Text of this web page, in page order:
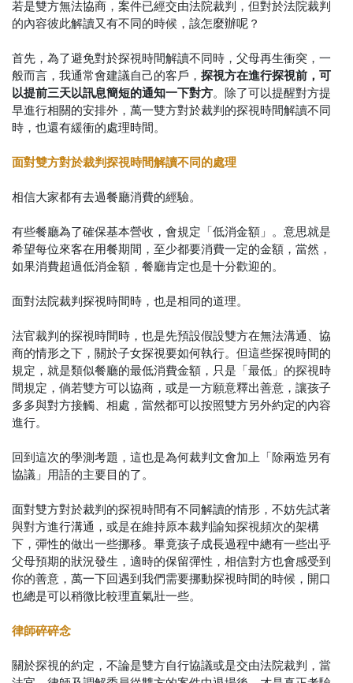
若是雙方無法協商，案件已經交由法院裁判，但對於法院裁判
的內容彼此解讀又有不同的時候，該怎麼辦呢？
首先，為了避免對於探視時間解讀不同時，父母再生衝突，一
般而言，我通常會建議自己的客戶， 探視方在進行探視前，可
以提前三天以訊息簡短的通知一下對方。除了可以提醒對方提
早進行相關的安排外，萬一雙方對於裁判的探視時間解讀不同
時，也還有緩衝的處理時間。
面對雙方對於裁判探視時間解讀不同的處理
相信大家都有去過餐廳消費的經驗。
有些餐廳為了確保基本營收，會規定「低消金額」。意思就是
希望每位來客在用餐期間，至少都要消費一定的金額，當然，
如果消費超過低消金額，餐廳肯定也是十分歡迎的。
面對法院裁判探視時間時，也是相同的道理。
法官裁判的探視時間時，也是先預設假設雙方在無法溝通、協
商的情形之下，關於子女探視要如何執行。但這些探視時間的
規定，就是類似餐廳的最低消費金額，只是「最低」的探視時
間規定，倘若雙方可以協商，或是一方願意釋出善意，讓孩子
多多與對方接觸、相處，當然都可以按照雙方另外約定的內容
進行。
回到這次的學測考題，這也是為何裁判文會加上「除兩造另有
協議」用語的主要目的了。
面對雙方對於裁判的探視時間有不同解讀的情形，不妨先試著
與對方進行溝通，或是在維持原本裁判諭知探視頻次的架構
下，彈性的做出一些挪移。畢竟孩子成長過程中總有一些出乎
父母預期的狀況發生，適時的保留彈性，相信對方也會感受到
你的善意，萬一下回遇到我們需要挪動探視時間的時候，開口
也總是可以稍微比較理直氣壯一些。
律師碎碎念
關於探視的約定，不論是雙方自行協議或是交由法院裁判，當